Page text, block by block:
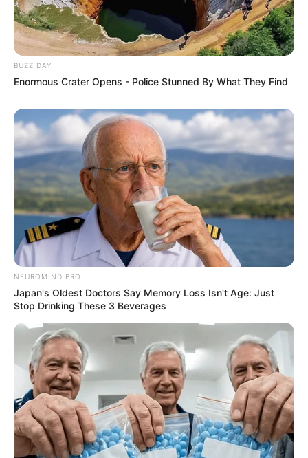
BUZZ DAY
Enormous Crater Opens - Police Stunned By What They Find
NEUROMIND PRO
Japan's Oldest Doctors Say Memory Loss Isn't Age: Just
Stop Drinking These 3 Beverages